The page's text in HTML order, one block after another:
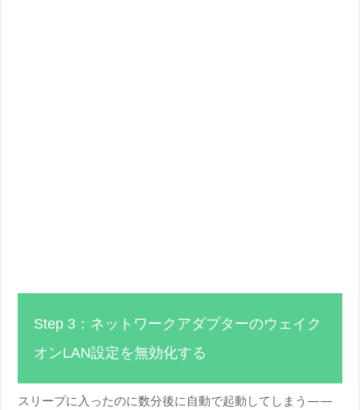
Step 3：ネットワークアダプターのウェイク
オンLAN設定を無効化する
スリープに入ったのに数分後に自動で起動してしまう——